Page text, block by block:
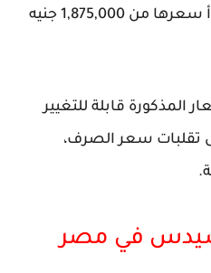
مرسيدس C-Class يبدأ سعرها من 1,875,000 جنيه
المذكورة قابلة للتغيير
تقلبات سعر الصرف،
في مصر